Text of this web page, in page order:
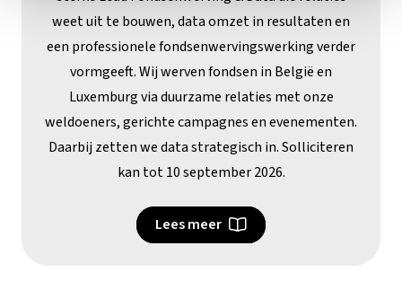
weet uit te bouwen, data omzet in resultaten en
een professionele fondsenwervingswerking verder
vormgeeft. Wij werven fondsen in België en
Luxemburg via duurzame relaties met onze
weldoeners, gerichte campagnes en evenementen.
Daarbij zetten we data strategisch in. Solliciteren
kan tot 10 september 2026.
Lees meer